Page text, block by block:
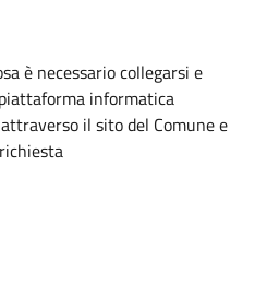
è necessario collegarsi e
informatica
il sito del Comune e